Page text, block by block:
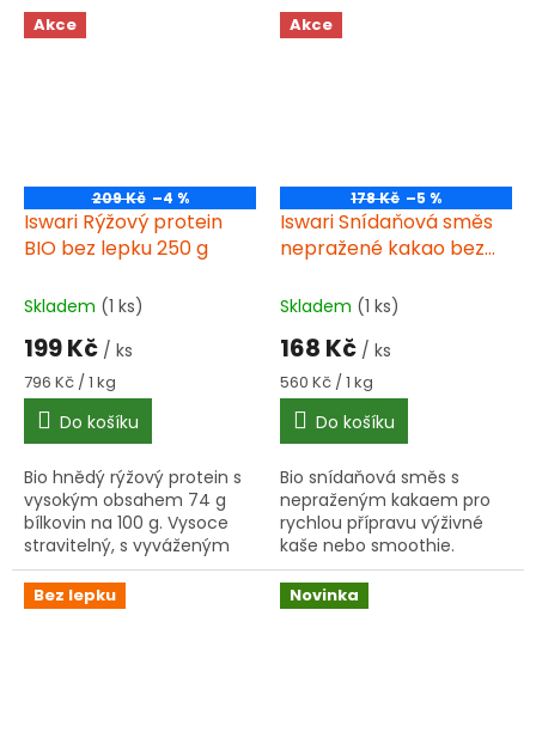
zdravá svačina pro rychlé
zahnání hladu.
smoothie, džusů a salátů.
Akce
209 Kč –4 %
Iswari Rýžový protein
BIO bez lepku 250 g
Skladem (1 ks)
199 Kč / ks
Měrná
cena:
796 Kč / 1 kg
Do košíku
Bio hnědý rýžový protein s
vysokým obsahem 74 g
bílkovin na 100 g. Vysoce
stravitelný, s vyváženým
složením esenciálních
aminokyselin. Ideální pro
sportovce, vegany a osoby
Akce
178 Kč –5 %
Iswari Snídaňová směs
nepražené kakao bez
Skladem (1 ks)
168 Kč / ks
Měrná
cena:
560 Kč / 1 kg
Do košíku
Bio snídaňová směs s
nepraženým kakaem pro
rychlou přípravu výživné
kaše nebo smoothie.
Obsahuje pohanku,
mandle, chia semínka a
raw kakao.
Bez lepku Novinka